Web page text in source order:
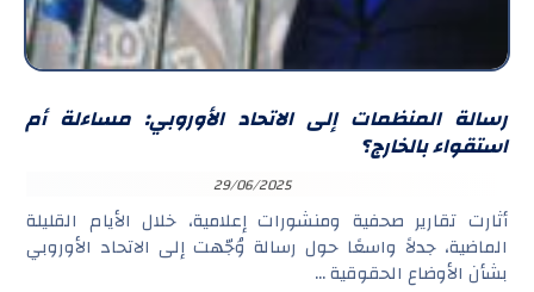
رسالة المنظمات إلى الاتحاد الأوروبي: مساءلة أم
استقواء بالخارج؟
29/06/2025
أثارت تقارير صحفية ومنشورات إعلامية، خلال الأيام القليلة
الماضية، جدلاً واسعًا حول رسالة وُجّهت إلى الاتحاد الأوروبي
بشأن الأوضاع الحقوقية ...